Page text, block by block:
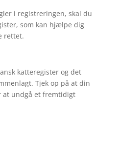
i registreringen, skal du
som kan hjælpe dig
rettet.
katteregister og det
Tjek op på at din
at undgå et fremtidigt